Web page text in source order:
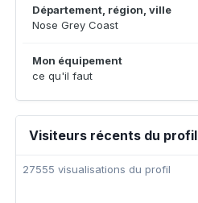
Département, région, ville
Nose Grey Coast
Mon équipement
ce qu'il faut
Visiteurs récents du profil
27555 visualisations du profil